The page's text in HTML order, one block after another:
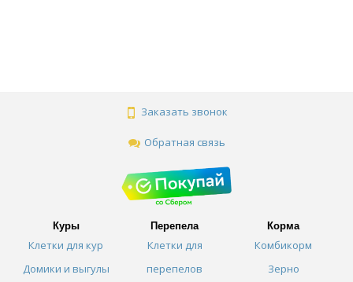
Заказать звонок
Обратная связь
Куры
Клетки для кур
Домики и выгулы
Перепела
Клетки для
перепелов
Корма
Комбикорм
Зерно